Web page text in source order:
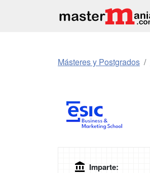
Másteres y Postgrados
Imparte: